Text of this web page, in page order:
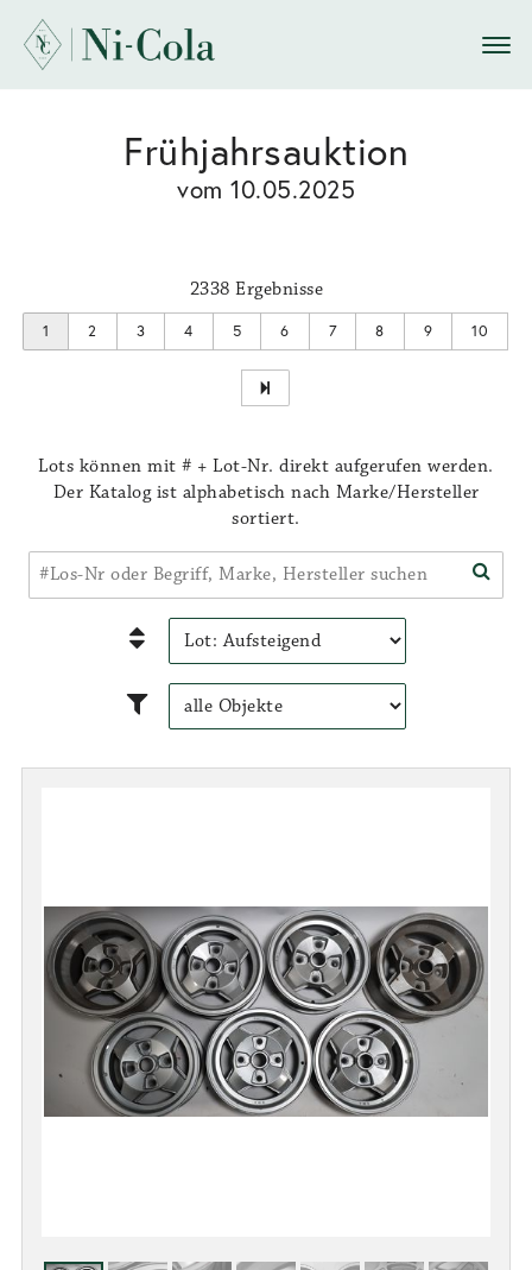
Frühjahrsauktion
vom 10.05.2025
2338 Ergebnisse
1 2 3 4 5 6 7 8 9 10
Lots können mit # + Lot-Nr. direkt aufgerufen werden.
Der Katalog ist alphabetisch nach Marke/Hersteller
sortiert.